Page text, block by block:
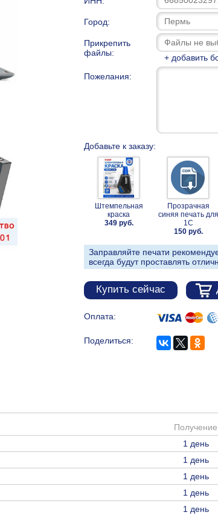
Город:
Прикрепить
файлы:
+ добавить
Пожелания:
Добавьте к заказу:
Штемпельная
краска
349 руб.
Прозрачная
синяя печать для
1С
150 руб.
Заправляйте печати
всегда будут проставлять
Купить сейчас
Оплата:
Поделиться:
Получение
1 день
1 день
1 день
1 день
1 день